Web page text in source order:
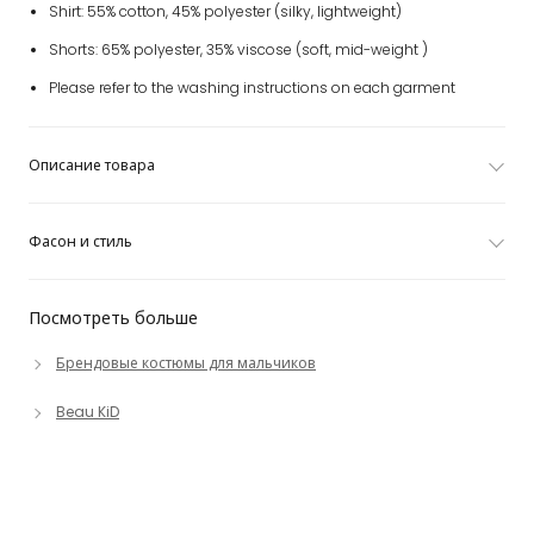
Посмотреть больше
Брендовые костюмы для мальчиков
Beau KiD
Shirt: 55% cotton, 45% polyester (silky, lightweight)
Shorts: 65% polyester, 35% viscose (soft, mid-weight )
Please refer to the washing instructions on each garment
Описание товара
Фасон и стиль